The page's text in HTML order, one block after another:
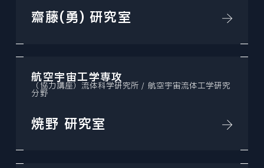
齋藤(勇) 研究室
航空宇宙工学専攻
（協力講座）流体科学研究所 / 航空宇宙流体工学研究
分野
焼野 研究室